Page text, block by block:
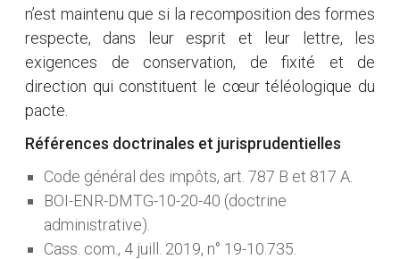
n’est maintenu que si la recomposition des formes
respecte, dans leur esprit et leur lettre, les
exigences de conservation, de fixité et de
direction qui constituent le cœur téléologique du
pacte.
Références doctrinales et jurisprudentielles
Code général des impôts, art. 787 B et 817 A.
BOI-ENR-DMTG-10-20-40 (doctrine
administrative).
Cass. com., 4 juill. 2019, n° 19-10.735.